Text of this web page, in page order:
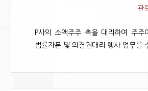
관
P사의 소액주주 측을 대리하여 주주
법률자문 및 의결권대리 행사 업무를